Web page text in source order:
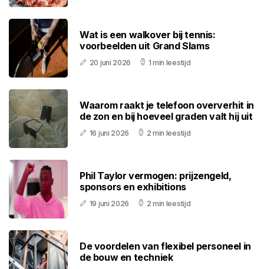
Wat is een walkover bij tennis:
voorbeelden uit Grand Slams
20 juni 2026 1 min leestijd
Waarom raakt je telefoon oververhit in
de zon en bij hoeveel graden valt hij uit
16 juni 2026 2 min leestijd
Phil Taylor vermogen: prijzengeld,
sponsors en exhibitions
19 juni 2026 2 min leestijd
De voordelen van flexibel personeel in
de bouw en techniek